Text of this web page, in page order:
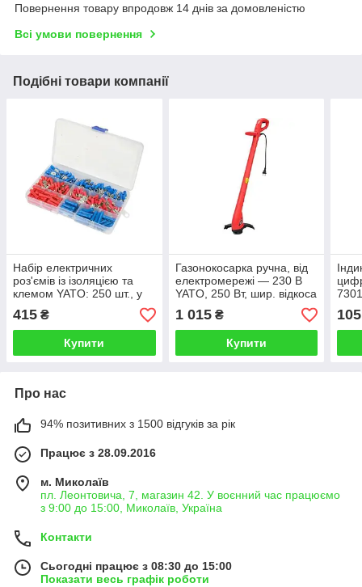
Повернення товару впродовж 14 днів за домовленістю
Всі умови повернення
Подібні товари компанії
Набір електричних
роз'ємів із ізоляцією та
клемом YATO: 250 шт., у
футлярі (Польща)
415 ₴
Купити
Газонокосарка ручна, від
електромережі — 230 В
YATO, 250 Вт, шир. відкоса
— 22 см, жилка Ø = 1,2
мм
1 015₴
Купити
105
Про нас
94% позитивних з 1500 відгуків за рік
Працює з 28.09.2016
м. Миколаїв
пл. Леонтовича, 7, магазин 42. У воєнний час працюємо
з 9:00 до 15:00, Миколаїв, Україна
Контакти
Сьогодні працює з 08:30 до 15:00
Показати весь графік роботи